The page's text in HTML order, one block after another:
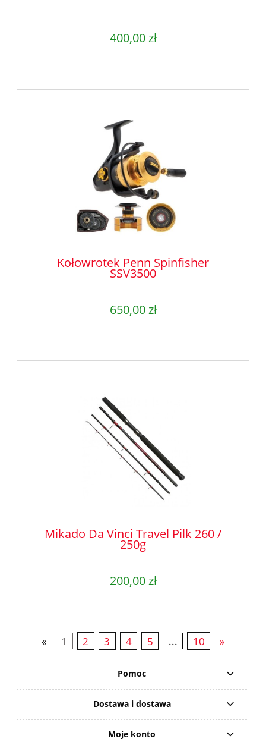
400,00 zł
Kołowrotek Penn Spinfisher
SSV3500
650,00 zł
Mikado Da Vinci Travel Pilk 260 /
250g
200,00 zł
« 1 2 3 4 5 ... 10 »
Pomoc
Dostawa i dostawa
Moje konto